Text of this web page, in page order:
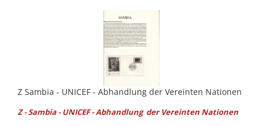
Z Sam­bia - UNICEF - Ab­hand­lung der Ver­ein­ten Na­tio­nen
Z - Sam­bia - UNICEF - Ab­hand­lung der Ver­ein­ten Na­tio­nen